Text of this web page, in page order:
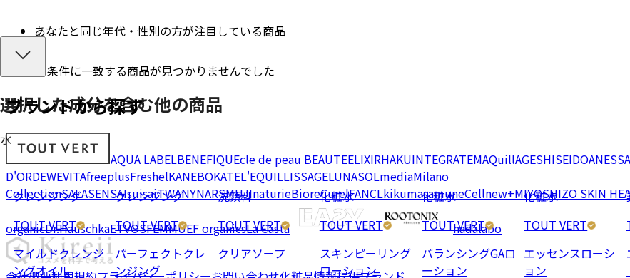
選択した成分を含む他の商品
水
クレンジング
TOUT VERT
マイルドクレンジ
ングオイル
クレンジング
TOUT VERT
パーフェクトクレ
ンジング
洗顔料
TOUT VERT
クリアソープ
化粧水
TOUT VERT
スキンピーリング
ローション
化粧水
TOUT VERT
バランシングGAロ
ーション
化粧水
TOUT VERT
エッセンスローシ
ョン
あなたと同じ年代・性別の方が注目している商品
条件に一致する商品が見つかりませんでした
ブランドから探す
AQUA LABELBENEFIQUEcle de peau BEAUTEELIXIRHAKUINTEGRATEMAQuillAGESHISEIDOANESSA
D'ORDEWEVITAfreeplusFreshelKANEBOKATEL'EQUILLISSAGELUNASOLmediaMilano
CollectionSALASENSAIsuisaiTWANYNARSMUJInaturieBioreCurelFANCLkikumasamuneCellnew+MIYOSHIZO SKIN
organicDr.HauschkaETVOSFEMMUEF organicsLa Casta hadalabo